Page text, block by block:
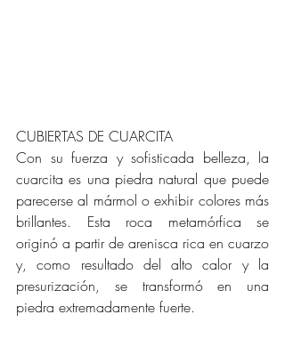
CUBIERTAS DE CUARCITA
Con su fuerza y sofisticada belleza, la
cuarcita es una piedra natural que puede
parecerse al mármol o exhibir colores más
brillantes. Esta roca metamórfica se
originó a partir de arenisca rica en cuarzo
y, como resultado del alto calor y la
presurización, se transformó en una
piedra extremadamente fuerte.